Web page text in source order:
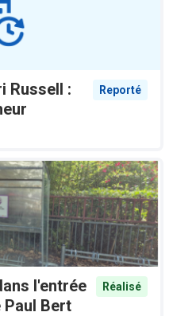
Russell :
Reporté
l'entrée
Paul Bert
Réalisé